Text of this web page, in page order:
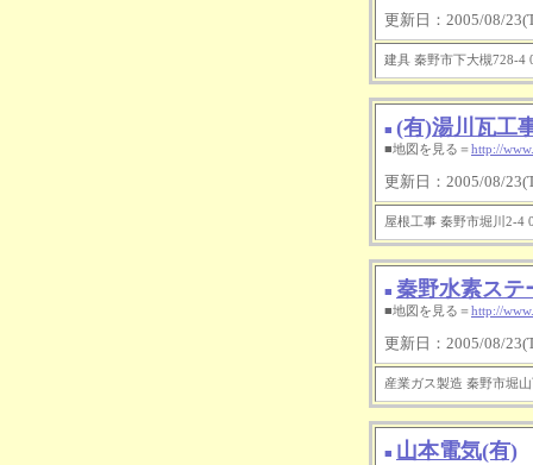
更新日：2005/08/
建具 秦野市下大槻728-4
■ (有)湯川瓦工
■地図を見る＝http://
更新日：2005/08/
屋根工事 秦野市堀川2-4
■ 秦野水素ステ
■地図を見る＝http://
更新日：2005/08/
産業ガス製造 秦野市堀
■ 山本電気(有)